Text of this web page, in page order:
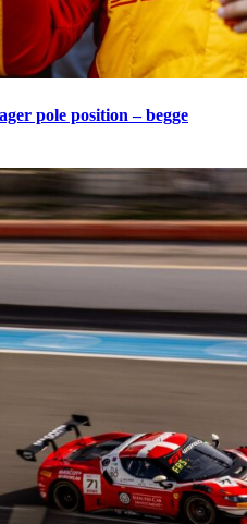
pole position – begge